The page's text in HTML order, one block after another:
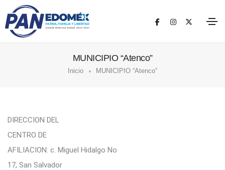
MUNICIPIO “Atenco”
Inicio MUNICIPIO “Atenco”
DIRECCION DEL
CENTRO DE
AFILIACION: c. Miguel Hidalgo No
17, San Salvador